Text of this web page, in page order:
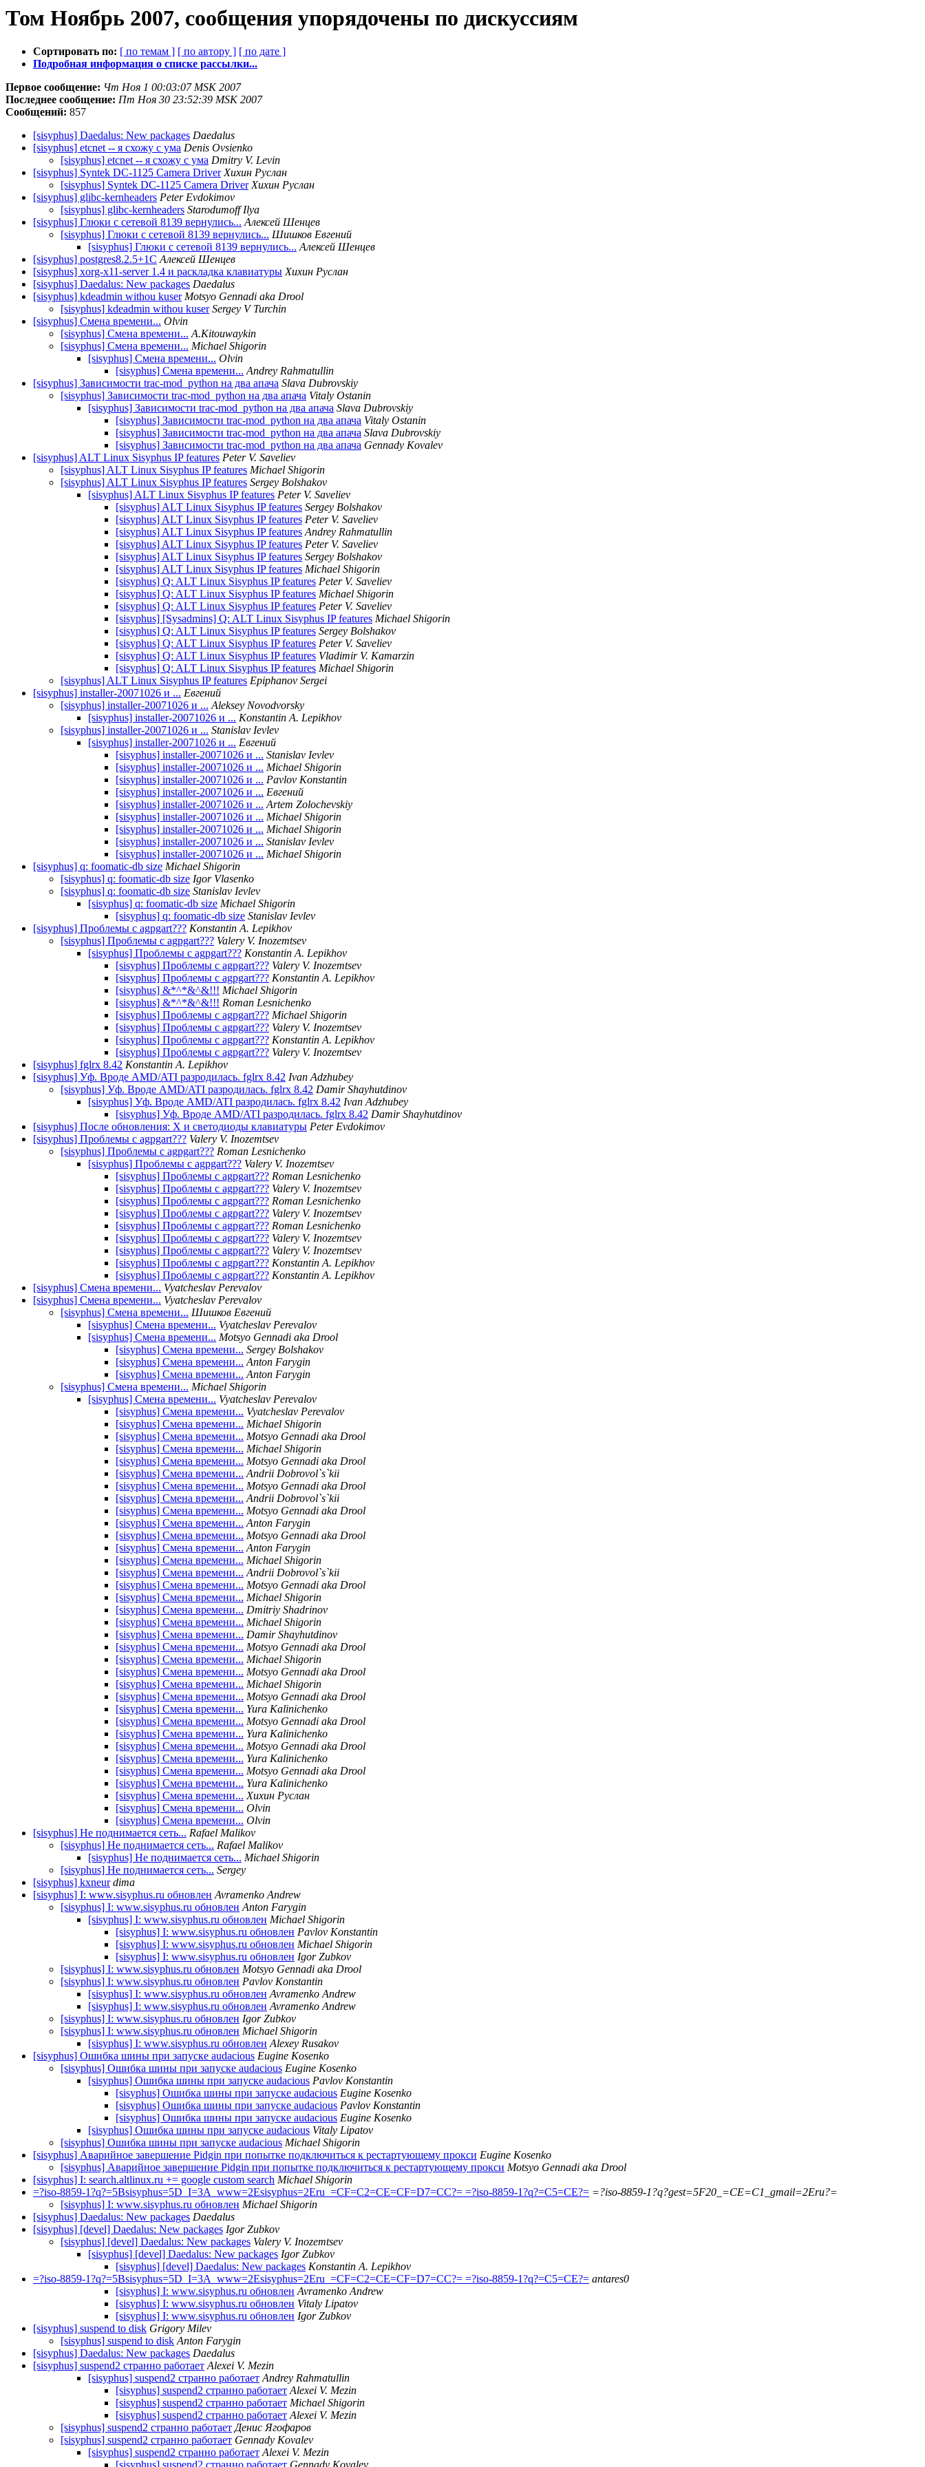
Том Ноябрь 2007, сообщения упорядочены по дискуссиям
Сортировать по: [ по темам ] [ по автору ] [ по дате ]
Подробная информация о списке рассылки...
Первое сообщение: Чт Ноя 1 00:03:07 MSK 2007
Последнее сообщение: Пт Ноя 30 23:52:39 MSK 2007
Сообщений: 857
[sisyphus] Daedalus: New packages Daedalus
[sisyphus] etcnet -- я схожу с ума Denis Ovsienko
[sisyphus] etcnet -- я схожу с ума Dmitry V. Levin
[sisyphus] Syntek DC-1125 Camera Driver Хихин Руслан
[sisyphus] Syntek DC-1125 Camera Driver Хихин Руслан
[sisyphus] glibc-kernheaders Peter Evdokimov
[sisyphus] glibc-kernheaders Starodumoff Ilya
[sisyphus] Глюки с сетевой 8139 вернулись... Алексей Шенцев
[sisyphus] Глюки с сетевой 8139 вернулись... Шишков Евгений
[sisyphus] Глюки с сетевой 8139 вернулись... Алексей Шенцев
[sisyphus] postgres8.2.5+1C Алексей Шенцев
[sisyphus] xorg-x11-server 1.4 и раскладка клавиатуры Хихин Руслан
[sisyphus] Daedalus: New packages Daedalus
[sisyphus] kdeadmin withou kuser Motsyo Gennadi aka Drool
[sisyphus] kdeadmin withou kuser Sergey V Turchin
[sisyphus] Смена времени... Olvin
[sisyphus] Смена времени... A.Kitouwaykin
[sisyphus] Смена времени... Michael Shigorin
[sisyphus] Смена времени... Olvin
[sisyphus] Смена времени... Andrey Rahmatullin
[sisyphus] Зависимости trac-mod_python на два апача Slava Dubrovskiy
[sisyphus] Зависимости trac-mod_python на два апача Vitaly Ostanin
[sisyphus] Зависимости trac-mod_python на два апача Slava Dubrovskiy
[sisyphus] Зависимости trac-mod_python на два апача Vitaly Ostanin
[sisyphus] Зависимости trac-mod_python на два апача Slava Dubrovskiy
[sisyphus] Зависимости trac-mod_python на два апача Gennady Kovalev
[sisyphus] ALT Linux Sisyphus IP features Peter V. Saveliev
[sisyphus] ALT Linux Sisyphus IP features Michael Shigorin
[sisyphus] ALT Linux Sisyphus IP features Sergey Bolshakov
[sisyphus] ALT Linux Sisyphus IP features Peter V. Saveliev
[sisyphus] ALT Linux Sisyphus IP features Sergey Bolshakov
[sisyphus] ALT Linux Sisyphus IP features Peter V. Saveliev
[sisyphus] ALT Linux Sisyphus IP features Andrey Rahmatullin
[sisyphus] ALT Linux Sisyphus IP features Peter V. Saveliev
[sisyphus] ALT Linux Sisyphus IP features Sergey Bolshakov
[sisyphus] ALT Linux Sisyphus IP features Michael Shigorin
[sisyphus] Q: ALT Linux Sisyphus IP features Peter V. Saveliev
[sisyphus] Q: ALT Linux Sisyphus IP features Michael Shigorin
[sisyphus] Q: ALT Linux Sisyphus IP features Peter V. Saveliev
[sisyphus] [Sysadmins] Q: ALT Linux Sisyphus IP features Michael Shigorin
[sisyphus] Q: ALT Linux Sisyphus IP features Sergey Bolshakov
[sisyphus] Q: ALT Linux Sisyphus IP features Peter V. Saveliev
[sisyphus] Q: ALT Linux Sisyphus IP features Vladimir V. Kamarzin
[sisyphus] Q: ALT Linux Sisyphus IP features Michael Shigorin
[sisyphus] ALT Linux Sisyphus IP features Epiphanov Sergei
[sisyphus] installer-20071026 и ... Евгений
[sisyphus] installer-20071026 и ... Aleksey Novodvorsky
[sisyphus] installer-20071026 и ... Konstantin A. Lepikhov
[sisyphus] installer-20071026 и ... Stanislav Ievlev
[sisyphus] installer-20071026 и ... Евгений
[sisyphus] installer-20071026 и ... Stanislav Ievlev
[sisyphus] installer-20071026 и ... Michael Shigorin
[sisyphus] installer-20071026 и ... Pavlov Konstantin
[sisyphus] installer-20071026 и ... Евгений
[sisyphus] installer-20071026 и ... Artem Zolochevskiy
[sisyphus] installer-20071026 и ... Michael Shigorin
[sisyphus] installer-20071026 и ... Michael Shigorin
[sisyphus] installer-20071026 и ... Stanislav Ievlev
[sisyphus] installer-20071026 и ... Michael Shigorin
[sisyphus] q: foomatic-db size Michael Shigorin
[sisyphus] q: foomatic-db size Igor Vlasenko
[sisyphus] q: foomatic-db size Stanislav Ievlev
[sisyphus] q: foomatic-db size Michael Shigorin
[sisyphus] q: foomatic-db size Stanislav Ievlev
[sisyphus] Проблемы с agpgart??? Konstantin A. Lepikhov
[sisyphus] Проблемы с agpgart??? Valery V. Inozemtsev
[sisyphus] Проблемы с agpgart??? Konstantin A. Lepikhov
[sisyphus] Проблемы с agpgart??? Valery V. Inozemtsev
[sisyphus] Проблемы с agpgart??? Konstantin A. Lepikhov
[sisyphus] &*^*&^&!!! Michael Shigorin
[sisyphus] &*^*&^&!!! Roman Lesnichenko
[sisyphus] Проблемы с agpgart??? Michael Shigorin
[sisyphus] Проблемы с agpgart??? Valery V. Inozemtsev
[sisyphus] Проблемы с agpgart??? Konstantin A. Lepikhov
[sisyphus] Проблемы с agpgart??? Valery V. Inozemtsev
[sisyphus] fglrx 8.42 Konstantin A. Lepikhov
[sisyphus] Уф. Вроде AMD/ATI разродилась. fglrx 8.42 Ivan Adzhubey
[sisyphus] Уф. Вроде AMD/ATI разродилась. fglrx 8.42 Damir Shayhutdinov
[sisyphus] Уф. Вроде AMD/ATI разродилась. fglrx 8.42 Ivan Adzhubey
[sisyphus] Уф. Вроде AMD/ATI разродилась. fglrx 8.42 Damir Shayhutdinov
[sisyphus] После обновления: X и светодиоды клавиатуры Peter Evdokimov
[sisyphus] Проблемы с agpgart??? Valery V. Inozemtsev
[sisyphus] Проблемы с agpgart??? Roman Lesnichenko
[sisyphus] Проблемы с agpgart??? Valery V. Inozemtsev
[sisyphus] Проблемы с agpgart??? Roman Lesnichenko
[sisyphus] Проблемы с agpgart??? Valery V. Inozemtsev
[sisyphus] Проблемы с agpgart??? Roman Lesnichenko
[sisyphus] Проблемы с agpgart??? Valery V. Inozemtsev
[sisyphus] Проблемы с agpgart??? Roman Lesnichenko
[sisyphus] Проблемы с agpgart??? Valery V. Inozemtsev
[sisyphus] Проблемы с agpgart??? Valery V. Inozemtsev
[sisyphus] Проблемы с agpgart??? Konstantin A. Lepikhov
[sisyphus] Проблемы с agpgart??? Konstantin A. Lepikhov
[sisyphus] Смена времени... Vyatcheslav Perevalov
[sisyphus] Смена времени... Vyatcheslav Perevalov
[sisyphus] Смена времени... Шишков Евгений
[sisyphus] Смена времени... Vyatcheslav Perevalov
[sisyphus] Смена времени... Motsyo Gennadi aka Drool
[sisyphus] Смена времени... Sergey Bolshakov
[sisyphus] Смена времени... Anton Farygin
[sisyphus] Смена времени... Anton Farygin
[sisyphus] Смена времени... Michael Shigorin
[sisyphus] Смена времени... Vyatcheslav Perevalov
[sisyphus] Смена времени... Vyatcheslav Perevalov
[sisyphus] Смена времени... Michael Shigorin
[sisyphus] Смена времени... Motsyo Gennadi aka Drool
[sisyphus] Смена времени... Michael Shigorin
[sisyphus] Смена времени... Motsyo Gennadi aka Drool
[sisyphus] Смена времени... Andrii Dobrovol`s`kii
[sisyphus] Смена времени... Motsyo Gennadi aka Drool
[sisyphus] Смена времени... Andrii Dobrovol`s`kii
[sisyphus] Смена времени... Motsyo Gennadi aka Drool
[sisyphus] Смена времени... Anton Farygin
[sisyphus] Смена времени... Motsyo Gennadi aka Drool
[sisyphus] Смена времени... Anton Farygin
[sisyphus] Смена времени... Michael Shigorin
[sisyphus] Смена времени... Andrii Dobrovol`s`kii
[sisyphus] Смена времени... Motsyo Gennadi aka Drool
[sisyphus] Смена времени... Michael Shigorin
[sisyphus] Смена времени... Dmitriy Shadrinov
[sisyphus] Смена времени... Michael Shigorin
[sisyphus] Смена времени... Damir Shayhutdinov
[sisyphus] Смена времени... Motsyo Gennadi aka Drool
[sisyphus] Смена времени... Michael Shigorin
[sisyphus] Смена времени... Motsyo Gennadi aka Drool
[sisyphus] Смена времени... Michael Shigorin
[sisyphus] Смена времени... Motsyo Gennadi aka Drool
[sisyphus] Смена времени... Yura Kalinichenko
[sisyphus] Смена времени... Motsyo Gennadi aka Drool
[sisyphus] Смена времени... Yura Kalinichenko
[sisyphus] Смена времени... Motsyo Gennadi aka Drool
[sisyphus] Смена времени... Yura Kalinichenko
[sisyphus] Смена времени... Motsyo Gennadi aka Drool
[sisyphus] Смена времени... Yura Kalinichenko
[sisyphus] Смена времени... Хихин Руслан
[sisyphus] Смена времени... Olvin
[sisyphus] Смена времени... Olvin
[sisyphus] Не поднимается сеть... Rafael Malikov
[sisyphus] Не поднимается сеть... Rafael Malikov
[sisyphus] Не поднимается сеть... Michael Shigorin
[sisyphus] Не поднимается сеть... Sergey
[sisyphus] kxneur dima
[sisyphus] I: www.sisyphus.ru обновлен Avramenko Andrew
[sisyphus] I: www.sisyphus.ru обновлен Anton Farygin
[sisyphus] I: www.sisyphus.ru обновлен Michael Shigorin
[sisyphus] I: www.sisyphus.ru обновлен Pavlov Konstantin
[sisyphus] I: www.sisyphus.ru обновлен Michael Shigorin
[sisyphus] I: www.sisyphus.ru обновлен Igor Zubkov
[sisyphus] I: www.sisyphus.ru обновлен Motsyo Gennadi aka Drool
[sisyphus] I: www.sisyphus.ru обновлен Pavlov Konstantin
[sisyphus] I: www.sisyphus.ru обновлен Avramenko Andrew
[sisyphus] I: www.sisyphus.ru обновлен Avramenko Andrew
[sisyphus] I: www.sisyphus.ru обновлен Igor Zubkov
[sisyphus] I: www.sisyphus.ru обновлен Michael Shigorin
[sisyphus] I: www.sisyphus.ru обновлен Alexey Rusakov
[sisyphus] Ошибка шины при запуске audacious Eugine Kosenko
[sisyphus] Ошибка шины при запуске audacious Eugine Kosenko
[sisyphus] Ошибка шины при запуске audacious Pavlov Konstantin
[sisyphus] Ошибка шины при запуске audacious Eugine Kosenko
[sisyphus] Ошибка шины при запуске audacious Pavlov Konstantin
[sisyphus] Ошибка шины при запуске audacious Eugine Kosenko
[sisyphus] Ошибка шины при запуске audacious Vitaly Lipatov
[sisyphus] Ошибка шины при запуске audacious Michael Shigorin
[sisyphus] Аварийное завершение Pidgin при попытке подключиться к рестартующему прокси Eugine Kosenko
[sisyphus] Аварийное завершение Pidgin при попытке подключиться к рестартующему прокси Motsyo Gennadi aka Drool
[sisyphus] I: search.altlinux.ru += google custom search Michael Shigorin
=?iso-8859-1?q?=5Bsisyphus=5D_I=3A_www=2Esisyphus=2Eru_=CF=C2=CE=CF=D7=CC?= =?iso-8859-1?q?=C5=CE?= =?iso-8859-1?q?gest=5F20_=CE=C1_gmail=2Eru?=
[sisyphus] I: www.sisyphus.ru обновлен Michael Shigorin
[sisyphus] Daedalus: New packages Daedalus
[sisyphus] [devel] Daedalus: New packages Igor Zubkov
[sisyphus] [devel] Daedalus: New packages Valery V. Inozemtsev
[sisyphus] [devel] Daedalus: New packages Igor Zubkov
[sisyphus] [devel] Daedalus: New packages Konstantin A. Lepikhov
=?iso-8859-1?q?=5Bsisyphus=5D_I=3A_www=2Esisyphus=2Eru_=CF=C2=CE=CF=D7=CC?= =?iso-8859-1?q?=C5=CE?= antares0
[sisyphus] I: www.sisyphus.ru обновлен Avramenko Andrew
[sisyphus] I: www.sisyphus.ru обновлен Vitaly Lipatov
[sisyphus] I: www.sisyphus.ru обновлен Igor Zubkov
[sisyphus] suspend to disk Grigory Milev
[sisyphus] suspend to disk Anton Farygin
[sisyphus] Daedalus: New packages Daedalus
[sisyphus] suspend2 странно работает Alexei V. Mezin
[sisyphus] suspend2 странно работает Andrey Rahmatullin
[sisyphus] suspend2 странно работает Alexei V. Mezin
[sisyphus] suspend2 странно работает Michael Shigorin
[sisyphus] suspend2 странно работает Alexei V. Mezin
[sisyphus] suspend2 странно работает Денис Ягофаров
[sisyphus] suspend2 странно работает Gennady Kovalev
[sisyphus] suspend2 странно работает Alexei V. Mezin